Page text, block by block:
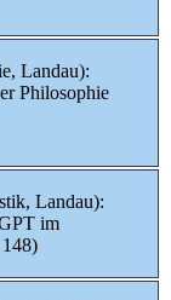
Landau):
Philosophie
Landau):
im